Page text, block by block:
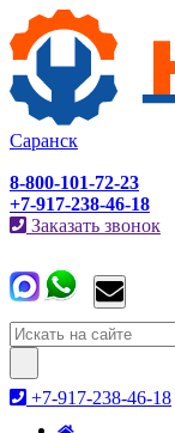
Саранск
8-800-101-72-23
+7-917-238-46-18
Заказать звонок
Toggle
navigation
+7-917-238-46-18